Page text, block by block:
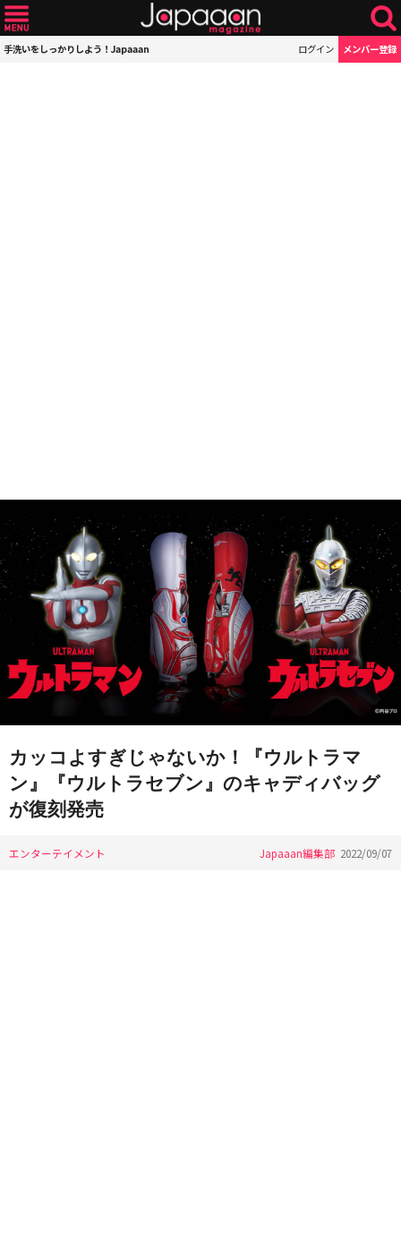
手洗いをしっかりしよう！Japaaan ログイン メンバー登録
カッコよすぎじゃないか！『ウルトラマ
ン』『ウルトラセブン』のキャディバッグ
が復刻発売
エンターテイメント Japaaan編集部 2022/09/07